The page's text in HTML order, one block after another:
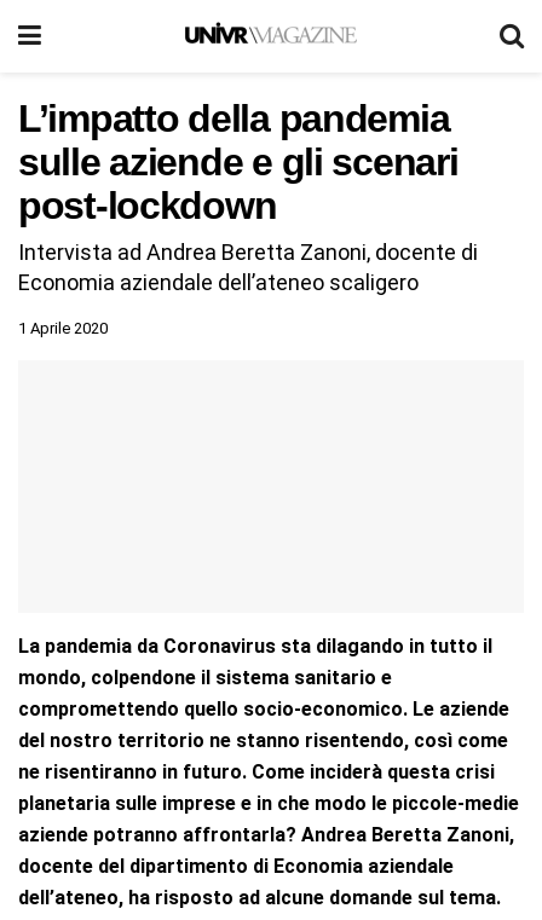
L’impatto della pandemia
sulle aziende e gli scenari
post-lockdown
Intervista ad Andrea Beretta Zanoni, docente di
Economia aziendale dell’ateneo scaligero
1 Aprile 2020
La pandemia da Coronavirus sta dilagando in tutto il
mondo, colpendone il sistema sanitario e
compromettendo quello socio-economico. Le aziende
del nostro territorio ne stanno risentendo, così come
ne risentiranno in futuro. Come inciderà questa crisi
planetaria sulle imprese e in che modo le piccole-medie
aziende potranno affrontarla? Andrea Beretta Zanoni,
docente del dipartimento di Economia aziendale
dell’ateneo, ha risposto ad alcune domande sul tema.